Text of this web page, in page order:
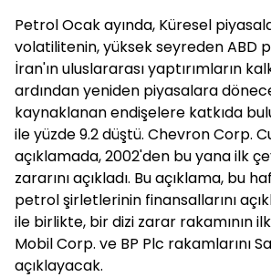
Petrol Ocak ayında, Küresel
volatilitenin, yüksek seyreden ABD
İran'ın uluslararası yaptırımların
ardından yeniden piyasalara
kaynaklanan endişelere katkıda
ile yüzde 9.2 düştü. Chevron Corp.
açıklamada, 2002'den bu yana ilk
zararını açıkladı. Bu açıklama, bu
petrol şirletlerinin finansallarını
ile birlikte, bir dizi zarar rakamının
Mobil Corp. ve BP Plc rakamlarını
açıklayacak.